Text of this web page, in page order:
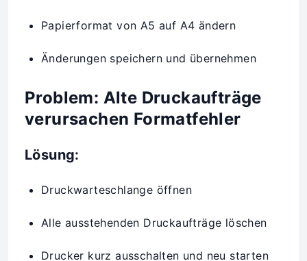
Papierformat von A5 auf A4 ändern
Änderungen speichern und übernehmen
Problem: Alte Druckaufträge
verursachen Formatfehler
Lösung:
Druckwarteschlange öffnen
Alle ausstehenden Druckaufträge löschen
Drucker kurz ausschalten und neu starten